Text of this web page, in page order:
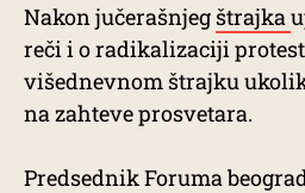
Nakon jučerašnjeg štrajka
reči i o radikalizaciji
višednevnom štrajku
na zahteve prosvetara.
Predsednik Foruma